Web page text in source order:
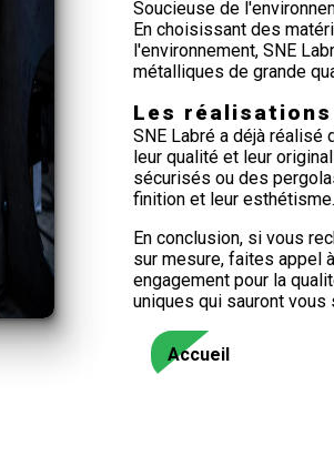
Soucieuse de
En choisissant des
l'environnement, SNE
métalliques de grande
Les réalisations
SNE Labré a déjà réalisé
leur qualité et leur
sécurisés ou des
finition et leur esthétisme.
En conclusion, si vous
sur mesure, faites appel
engagement pour la
uniques qui sauront
Accueil